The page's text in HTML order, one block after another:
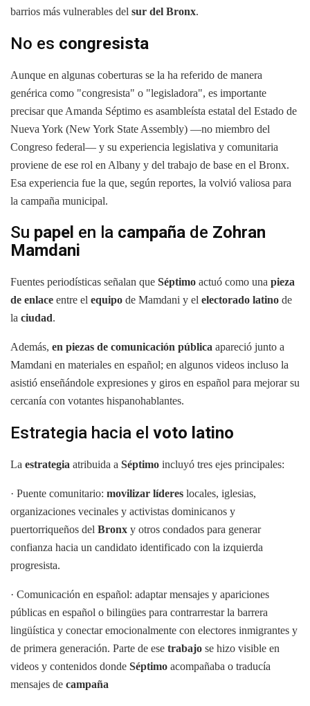
barrios más vulnerables del sur del Bronx.
No es congresista
Aunque en algunas coberturas se la ha referido de manera
genérica como "congresista" o "legisladora", es importante
precisar que Amanda Séptimo es asambleísta estatal del Estado de
Nueva York (New York State Assembly) —no miembro del
Congreso federal— y su experiencia legislativa y comunitaria
proviene de ese rol en Albany y del trabajo de base en el Bronx.
Esa experiencia fue la que, según reportes, la volvió valiosa para
la campaña municipal.
Su papel en la campaña de Zohran
Mamdani
Fuentes periodísticas señalan que Séptimo actuó como una pieza
de enlace entre el equipo de Mamdani y el electorado latino de
la ciudad.
Además, en piezas de comunicación pública apareció junto a
Mamdani en materiales en español; en algunos videos incluso la
asistió enseñándole expresiones y giros en español para mejorar su
cercanía con votantes hispanohablantes.
Estrategia hacia el voto latino
La estrategia atribuida a Séptimo incluyó tres ejes principales:
· Puente comunitario: movilizar líderes locales, iglesias,
organizaciones vecinales y activistas dominicanos y
puertorriqueños del Bronx y otros condados para generar
confianza hacia un candidato identificado con la izquierda
progresista.
· Comunicación en español: adaptar mensajes y apariciones
públicas en español o bilingües para contrarrestar la barrera
lingüística y conectar emocionalmente con electores inmigrantes y
de primera generación. Parte de ese trabajo se hizo visible en
videos y contenidos donde Séptimo acompañaba o traducía
mensajes de campaña